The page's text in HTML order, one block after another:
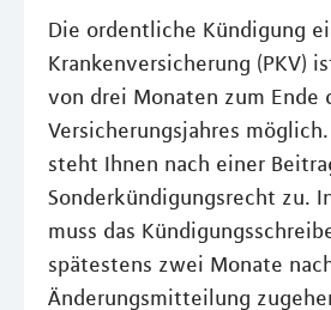
Die ordentliche Kündigung
Krankenversicherung (PKV)
von drei Monaten zum Ende
Versicherungsjahres
steht Ihnen nach einer
Sonderkündigungsrecht zu.
muss das
spätestens zwei Monate
Änderungsmitteilung